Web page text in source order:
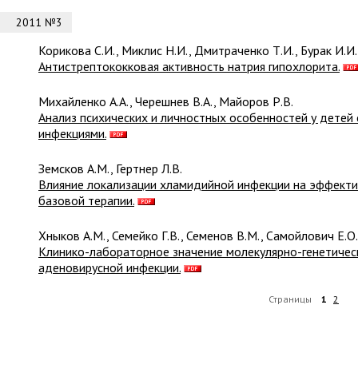
2011 №3
Корикова С.И., Миклис Н.И., Дмитраченко Т.И., Бурак И.И.
Антистрептококковая активность натрия гипохлорита.
Михайленко А.А., Черешнев В.А., Майоров Р.В.
Анализ психических и личностных особенностей у
инфекциями.
Земсков А.М., Гертнер Л.В.
Влияние локализации хламидийной инфекции на
базовой терапии.
Хныков А.М., Семейко Г.В., Семенов В.М., Самойлович Е.О.
Клинико-лабораторное значение молекулярно-
аденовирусной инфекции.
Страницы 1 2